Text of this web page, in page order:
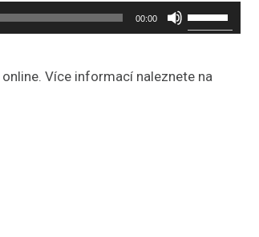
00:00
šipek
nebo
Více informací naleznete na